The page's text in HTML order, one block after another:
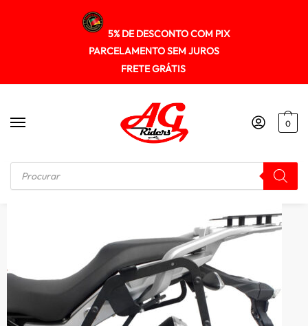
5% DE DESCONTO COM PIX
PARCELAMENTO SEM JUROS
FRETE GRÁTIS
0
Início / SUPORTE DE BAU Suporte Baú Lateral Bmw G310gs 2018+ Spto344 Scam